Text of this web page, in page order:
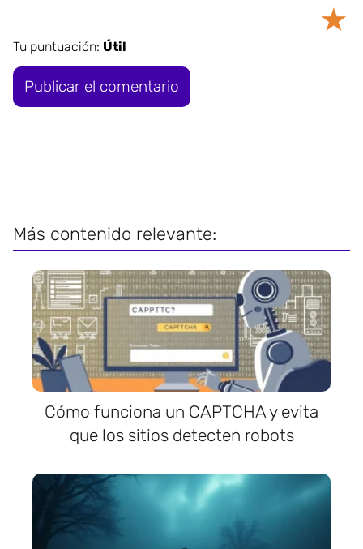
★
Tu puntuación: Útil
Más contenido relevante:
Cómo funciona un CAPTCHA y evita
que los sitios detecten robots